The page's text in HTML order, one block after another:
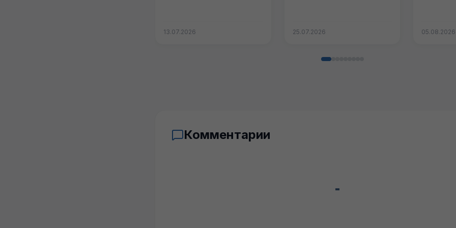
13.07.2026 25.07.2026 05.08.2026
Комментарии